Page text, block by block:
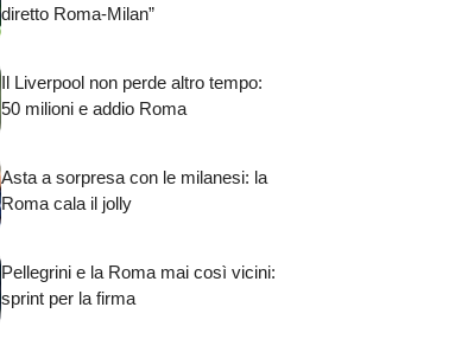
diretto Roma-Milan”
Il Liverpool non perde altro tempo:
50 milioni e addio Roma
Asta a sorpresa con le milanesi: la
Roma cala il jolly
Pellegrini e la Roma mai così vicini:
sprint per la firma